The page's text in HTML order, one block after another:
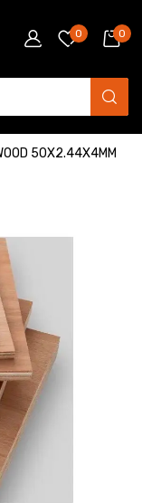
0 0
50X2.44X4MM